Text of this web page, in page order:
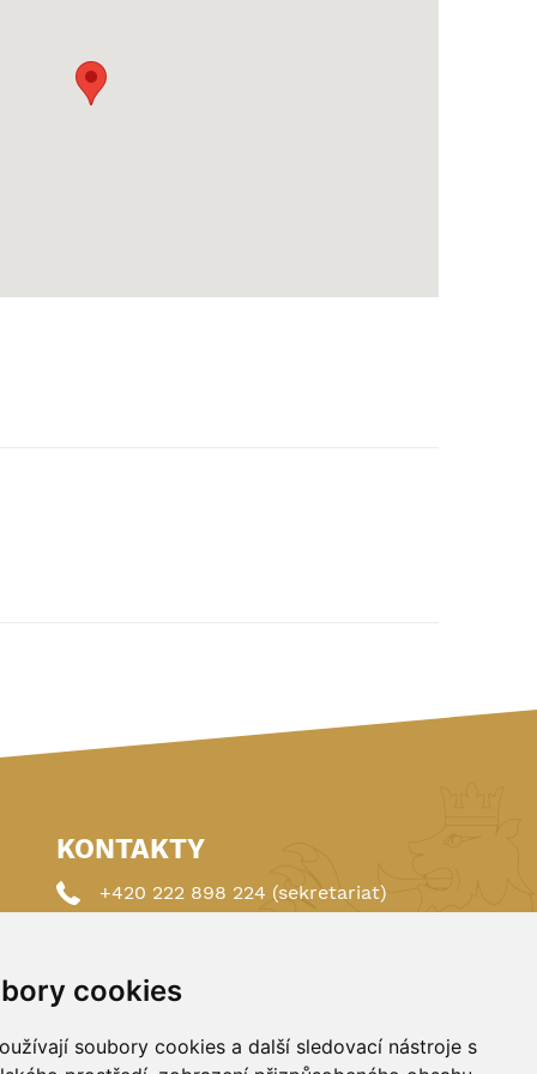
cookies
soubory cookies a další sledovací nástroje s
KONTAKTY
+420 222 898 224 (sekretariat)
autoklub@autoklub.cz
Opletalova 1337/29, 110 00 Praha 1